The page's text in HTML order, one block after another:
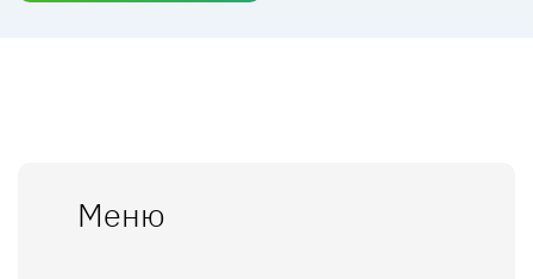
Меню